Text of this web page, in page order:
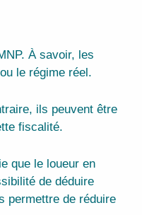
À savoir, les
le régime réel.
ils peuvent être
fiscalité.
que le loueur en
de déduire
permettre de réduire